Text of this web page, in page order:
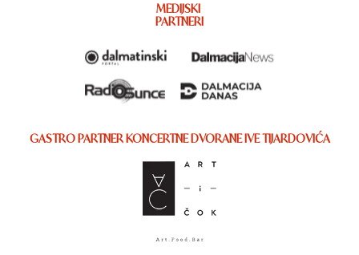
MEDIJSKI
PARTNERI
GASTRO PARTNER KONCERTNE DVORANE IVE TIJARDOVIĆA